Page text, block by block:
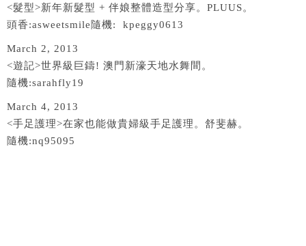
<髮型>新年新髮型 + 伴娘整體造型分享。PLUUS。
頭香:asweetsmile隨機: kpeggy0613
March 2, 2013
<遊記>世界級巨鑄! 澳門新濠天地水舞間。
隨機:sarahfly19
March 4, 2013
<手足護理>在家也能做貴婦級手足護理。舒斐赫。
隨機:nq95095